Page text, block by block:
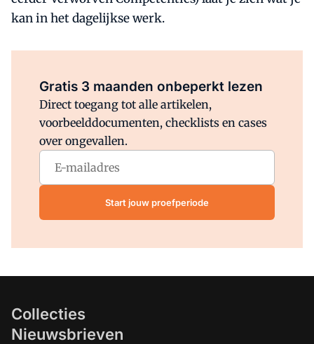
kan in het dagelijkse werk.
Gratis 3 maanden onbeperkt lezen
Direct toegang tot alle artikelen,
voorbeelddocumenten, checklists en cases
over ongevallen.
Start jouw proefperiode
Collecties
Nieuwsbrieven